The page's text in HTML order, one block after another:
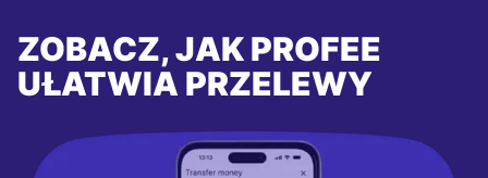
ZOBACZ, JAK PROFEE
UŁATWIA PRZELEWY